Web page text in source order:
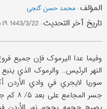
المؤلف: محمد حسن گنجی
تاریخ آخر التحدیث: 1443/3/22 ۱۶:۰۵:۱۹
وفیما عدا الیرموک فإن جمیع
النهر الرئیس.. والرموک الذي
جسر المجامع علی بعد ۵/ ۸ کم جنوبي طبریة (